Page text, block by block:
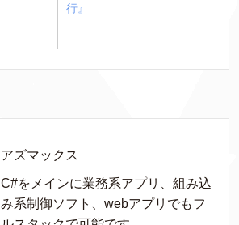
行』
アズマックス
C#をメインに業務系アプリ、組み込
み系制御ソフト、webアプリでもフ